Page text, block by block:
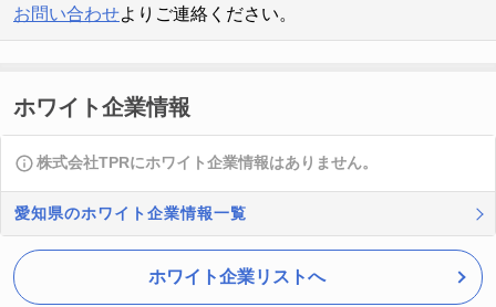
お問い合わせよりご連絡ください。
ホワイト企業情報
株式会社TPRにホワイト企業情報はありません。
愛知県のホワイト企業情報一覧
ホワイト企業リストへ